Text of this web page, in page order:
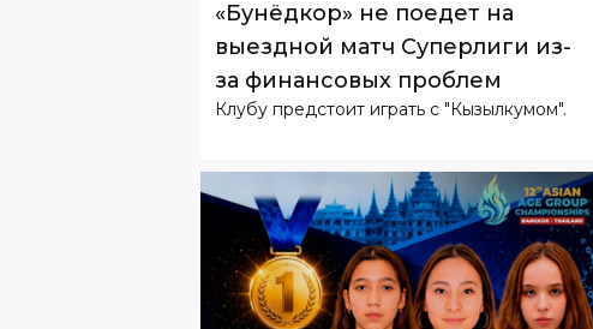
Клубу предстоит играть с "Кызылкумом".